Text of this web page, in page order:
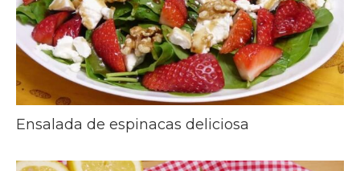
Ensalada de espinacas deliciosa